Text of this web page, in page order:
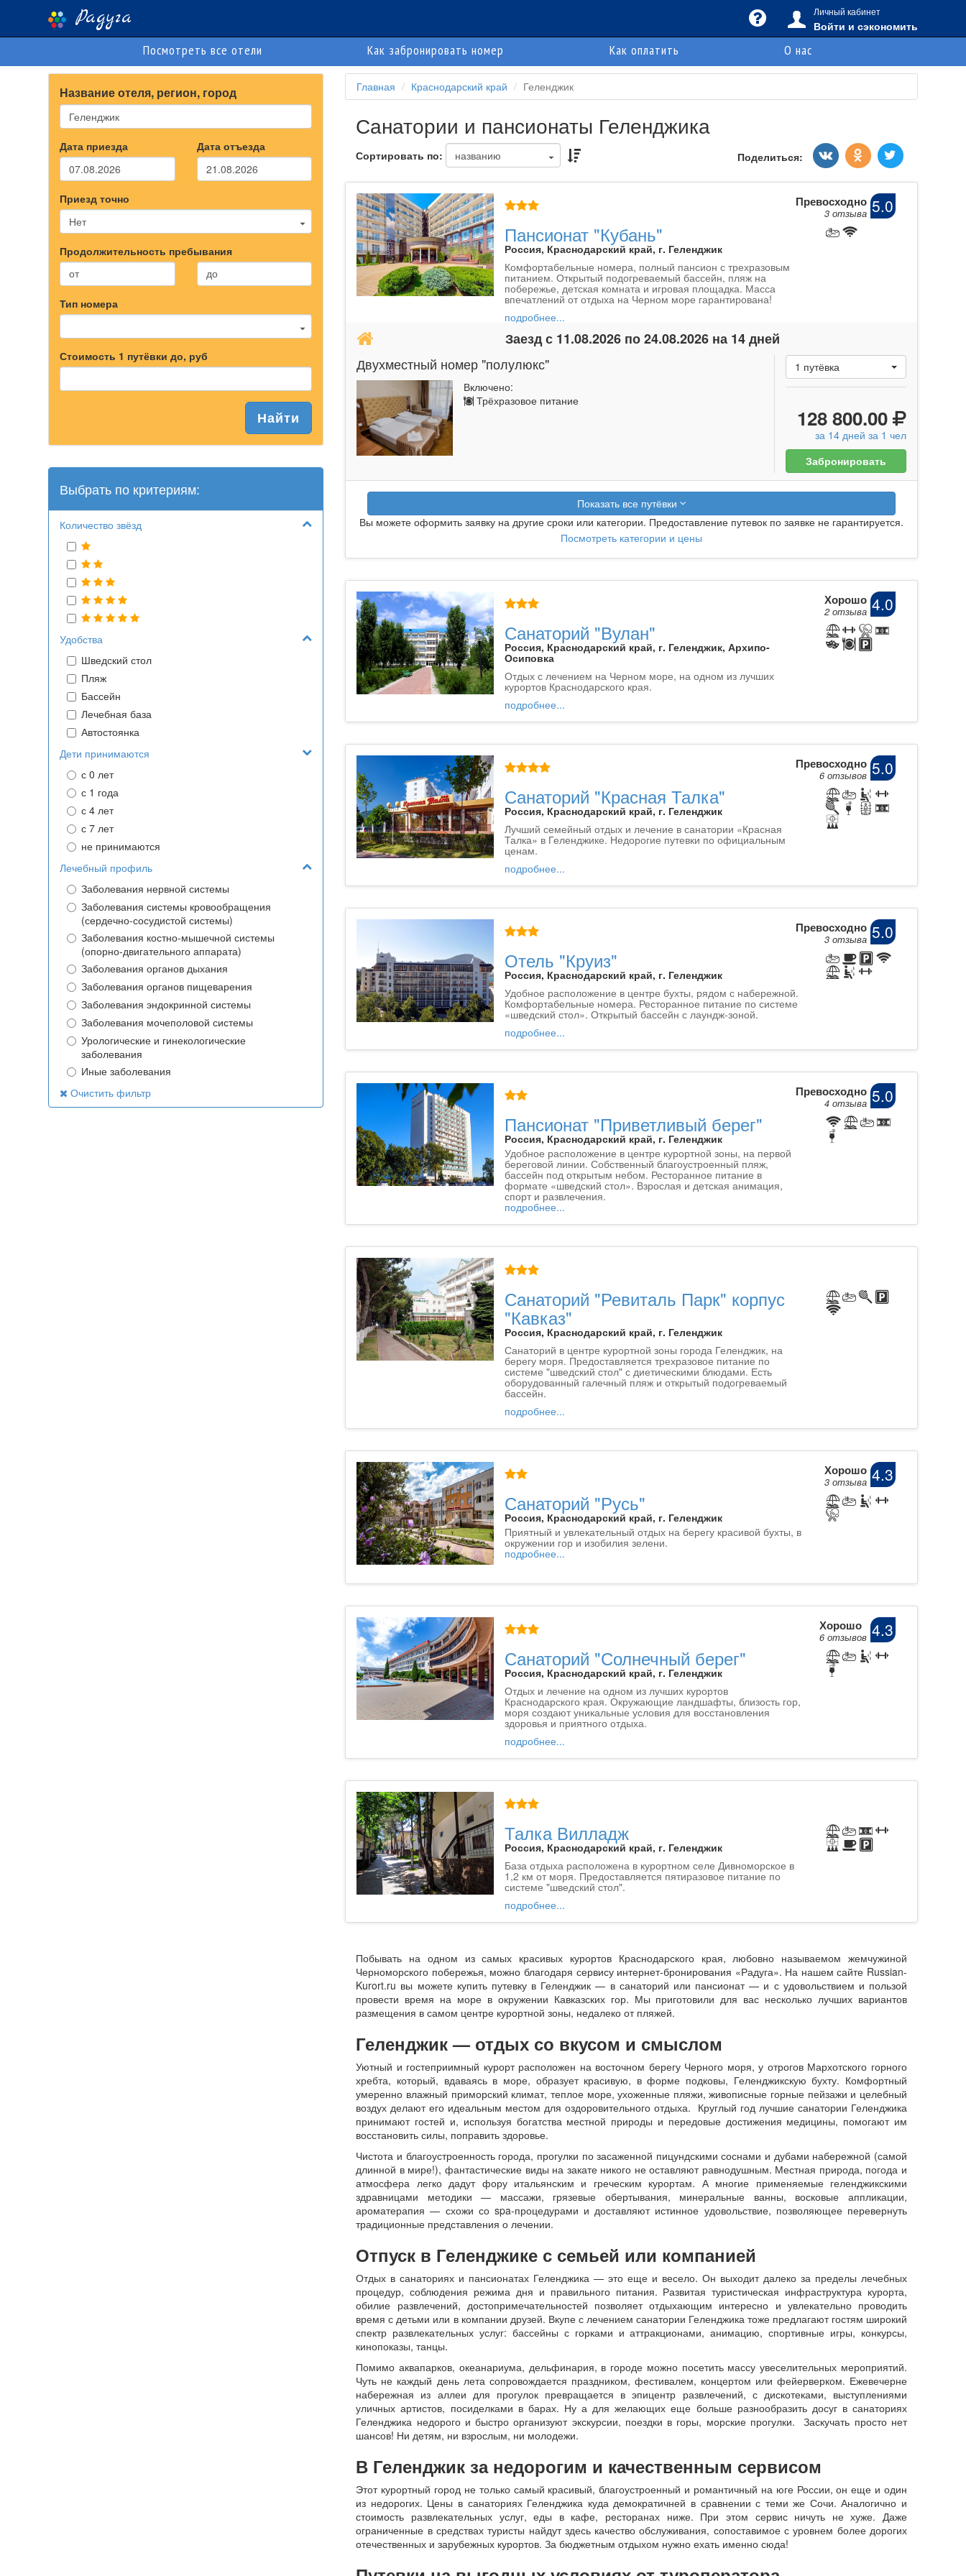
Радуга Личный кабинет
Войти и сэкономить
Посмотреть все отели Как забронировать номер Как оплатить О нас
Название отеля, регион, город
Дата приезда Дата отъезда
Приезд точно
Продолжительность пребывания
от
до
Тип номера
Стоимость 1 путёвки до, руб
Найти
Выбрать по критериям:
Количество звёзд
Удобства
Шведский стол
Пляж
Бассейн
Лечебная база
Автостоянка
Дети принимаются
с 0 лет
с 1 года
с 4 лет
с 7 лет
не принимаются
Лечебный профиль
Заболевания нервной системы
Заболевания системы кровообращения
(сердечно-сосудистой системы)
Заболевания костно-мышечной системы
(опорно-двигательного аппарата)
Заболевания органов дыхания
Заболевания органов пищеварения
Заболевания эндокринной системы
Заболевания мочеполовой системы
Урологические и гинекологические
заболевания
Иные заболевания
Очистить фильтр
Главная Краснодарский край Геленджик
Санатории и пансионаты Геленджика
Сортировать по: Поделиться:
Превосходно
3 отзыва 5.0
Пансионат "Кубань"
Россия, Краснодарский край, г. Геленджик
Комфортабельные номера, полный пансион с трехразовым
питанием. Открытый подогреваемый бассейн, пляж на
побережье, детская комната и игровая площадка. Масса
впечатлений от отдыха на Черном море гарантирована!
подробнее...
Заезд с 11.08.2026 по 24.08.2026 на 14 дней
Двухместный номер "полулюкс"
Включено:
Трёхразовое питание
1 путёвка
128 800.00
за 14 дней за 1 чел
Забронировать
Показать все путёвки
Вы можете оформить заявку на другие сроки или категории. Предоставление путевок по заявке не гарантируется.
Посмотреть категории и цены
Хорошо
2 отзыва 4.0
Санаторий "Вулан"
Россия, Краснодарский край, г. Геленджик, Архипо-
Осиповка
Отдых с лечением на Черном море, на одном из лучших
курортов Краснодарского края.
подробнее...
Превосходно
6 отзывов 5.0
Санаторий "Красная Талка"
Россия, Краснодарский край, г. Геленджик
Лучший семейный отдых и лечение в санатории «Красная
Талка» в Геленджике. Недорогие путевки по официальным
ценам.
подробнее...
Превосходно
3 отзыва 5.0
Отель "Круиз"
Россия, Краснодарский край, г. Геленджик
Удобное расположение в центре бухты, рядом с набережной.
Комфортабельные номера. Ресторанное питание по системе
«шведский стол». Открытый бассейн с лаундж-зоной.
подробнее...
Превосходно
4 отзыва 5.0
Пансионат "Приветливый берег"
Россия, Краснодарский край, г. Геленджик
Удобное расположение в центре курортной зоны, на первой
береговой линии. Собственный благоустроенный пляж,
бассейн под открытым небом. Ресторанное питание в
формате «шведский стол». Взрослая и детская анимация,
спорт и развлечения.
подробнее...
Санаторий "Ревиталь Парк" корпус
"Кавказ"
Россия, Краснодарский край, г. Геленджик
Санаторий в центре курортной зоны города Геленджик, на
берегу моря. Предоставляется трехразовое питание по
системе "шведский стол" с диетическими блюдами. Есть
оборудованный галечный пляж и открытый подогреваемый
бассейн.
подробнее...
Хорошо
3 отзыва 4.3
Санаторий "Русь"
Россия, Краснодарский край, г. Геленджик
Приятный и увлекательный отдых на берегу красивой бухты, в
окружении гор и изобилия зелени.
подробнее...
Хорошо
6 отзывов 4.3
Санаторий "Солнечный берег"
Россия, Краснодарский край, г. Геленджик
Отдых и лечение на одном из лучших курортов
Краснодарского края. Окружающие ландшафты, близость гор,
моря создают уникальные условия для восстановления
здоровья и приятного отдыха.
подробнее...
Талка Вилладж
Россия, Краснодарский край, г. Геленджик
База отдыха расположена в курортном селе Дивноморское в
1,2 км от моря. Предоставляется пятиразовое питание по
системе "шведский стол".
подробнее...
Побывать на одном из самых красивых курортов Краснодарского края, любовно называемом жемчужиной
Черноморского побережья, можно благодаря сервису интернет-бронирования «Радуга». На нашем сайте Russian-
Kurort.ru вы можете купить путевку в Геленджик — в санаторий или пансионат — и с удовольствием и пользой
провести время на море в окружении Кавказских гор. Мы приготовили для вас несколько лучших вариантов
размещения в самом центре курортной зоны, недалеко от пляжей.
Геленджик — отдых со вкусом и смыслом
Уютный и гостеприимный курорт расположен на восточном берегу Черного моря, у отрогов Мархотского горного
хребта, который, вдаваясь в море, образует красивую, в форме подковы, Геленджикскую бухту. Комфортный
умеренно влажный приморский климат, теплое море, ухоженные пляжи, живописные горные пейзажи и целебный
воздух делают его идеальным местом для оздоровительного отдыха. Круглый год лучшие санатории Геленджика
принимают гостей и, используя богатства местной природы и передовые достижения медицины, помогают им
восстановить силы, поправить здоровье.
Чистота и благоустроенность города, прогулки по засаженной пицундскими соснами и дубами набережной (самой
длинной в мире!), фантастические виды на закате никого не оставляют равнодушным. Местная природа, погода и
атмосфера легко дадут фору итальянским и греческим курортам. А многие применяемые геленджикскими
здравницами методики — массажи, грязевые обертывания, минеральные ванны, восковые аппликации,
ароматерапия — схожи со spa-процедурами и доставляют истинное удовольствие, позволяющее перевернуть
традиционные представления о лечении.
Отпуск в Геленджике с семьей или компанией
Отдых в санаториях и пансионатах Геленджика — это еще и весело. Он выходит далеко за пределы лечебных
процедур, соблюдения режима дня и правильного питания. Развитая туристическая инфраструктура курорта,
обилие развлечений, достопримечательностей позволяет отдыхающим интересно и увлекательно проводить
время с детьми или в компании друзей. Вкупе с лечением санатории Геленджика тоже предлагают гостям широкий
спектр развлекательных услуг: бассейны с горками и аттракционами, анимацию, спортивные игры, конкурсы,
кинопоказы, танцы.
Помимо аквапарков, океанариума, дельфинария, в городе можно посетить массу увеселительных мероприятий.
Чуть не каждый день лета сопровождается праздником, фестивалем, концертом или фейерверком. Ежевечерне
набережная из аллеи для прогулок превращается в эпицентр развлечений, с дискотеками, выступлениями
уличных артистов, посиделками в барах. Ну а для желающих еще больше разнообразить досуг в санаториях
Геленджика недорого и быстро организуют экскурсии, поездки в горы, морские прогулки. Заскучать просто нет
шансов! Ни детям, ни взрослым, ни молодежи.
В Геленджик за недорогим и качественным сервисом
Этот курортный город не только самый красивый, благоустроенный и романтичный на юге России, он еще и один
из недорогих. Цены в санаториях Геленджика куда демократичней в сравнении с теми же Сочи. Аналогично и
стоимость развлекательных услуг, еды в кафе, ресторанах ниже. При этом сервис ничуть не хуже. Даже
ограниченные в средствах туристы найдут здесь качество обслуживания, сопоставимое с уровнем более дорогих
отечественных и зарубежных курортов. За бюджетным отдыхом нужно ехать именно сюда!